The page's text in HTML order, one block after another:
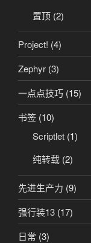
置顶 (2)
Project! (4)
Zephyr (3)
一点点技巧 (15)
书签 (10)
Scriptlet (1)
纯转载 (2)
先进生产力 (9)
强行装13 (17)
日常 (3)